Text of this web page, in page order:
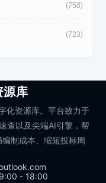
(758)
(723)
源库
化资源库。平台致力于
查以及尖端AI引擎，帮
制成本、缩短投标周
- 18:00